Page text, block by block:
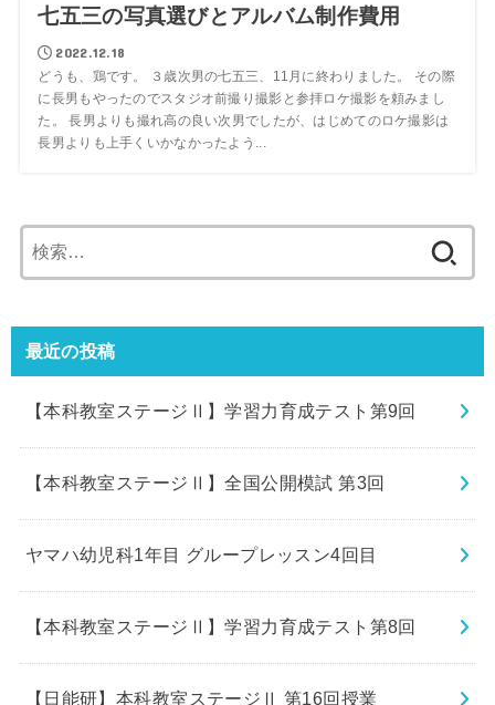
七五三の写真選びとアルバム制作費用
2022.12.18
どうも、鶏です。 ３歳次男の七五三、11月に終わりました。 その際
に長男もやったのでスタジオ前撮り撮影と参拝ロケ撮影を頼みまし
た。 長男よりも撮れ高の良い次男でしたが、はじめてのロケ撮影は
長男よりも上手くいかなかったよう...
索:
最近の投稿
【本科教室ステージⅡ】学習力育成テスト第9回
【本科教室ステージⅡ】全国公開模試 第3回
ヤマハ幼児科1年目 グループレッスン4回目
【本科教室ステージⅡ】学習力育成テスト第8回
【日能研】本科教室ステージⅡ 第16回授業